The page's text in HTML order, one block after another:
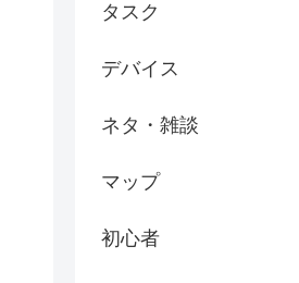
タスク
デバイス
ネタ・雑談
マップ
初心者